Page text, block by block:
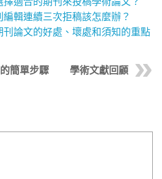
輯連續三次拒稿該怎麼辦？
論文的好處、壞處和須知的重點
簡單步驟 學術文獻回顧